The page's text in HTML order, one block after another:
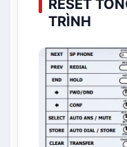
RESET
TRÌNH